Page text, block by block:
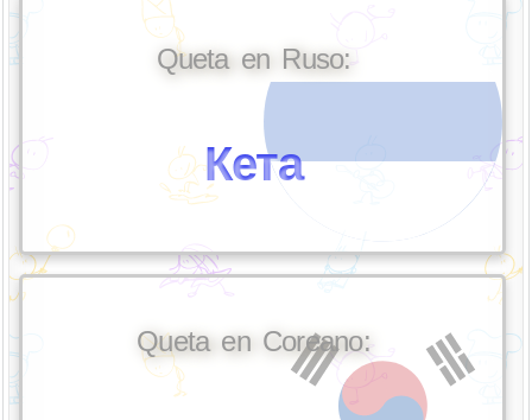
Queta en Ruso:
Кета
Queta en Coreano: